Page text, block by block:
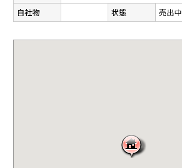
自社物
状態 売出中